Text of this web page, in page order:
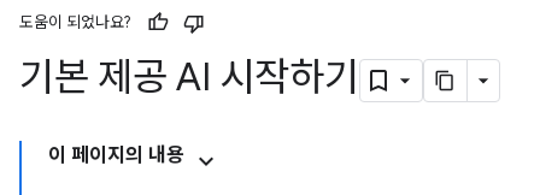
도움이 되었나요?
기본 제공 AI 시작하기
이 페이지의 내용